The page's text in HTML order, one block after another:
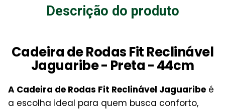
Descrição do produto
Cadeira de Rodas Fit Reclinável
Jaguaribe - Preta - 44cm
A Cadeira de Rodas Fit Reclinável Jaguaribe é
a escolha ideal para quem busca conforto,